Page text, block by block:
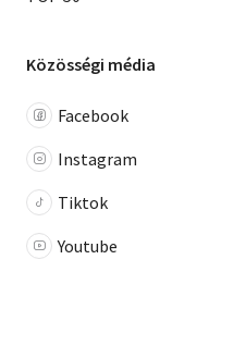
Közösségi média
Facebook
Instagram
Tiktok
Youtube